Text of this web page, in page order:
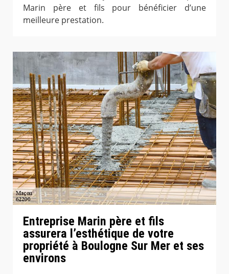
Marin père et fils pour bénéficier d’une
meilleure prestation.
Entreprise Marin père et fils
assurera l’esthétique de votre
propriété à Boulogne Sur Mer et ses
environs